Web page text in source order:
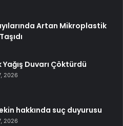
Artan Mikroplastik
Duvarı Çöktürdü
2026
hakkında suç duyurusu
2026